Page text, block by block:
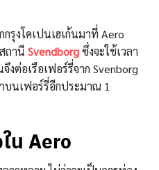
รุงโคเปนเฮเก้นมาที่ Aero
ถานี Svendborgซึ่งจะใช้เวลา
ต่อเรือเฟอร์รี่จาก Svenborg
บนเฟอร์รี่อีกประมาณ 1
น Aero